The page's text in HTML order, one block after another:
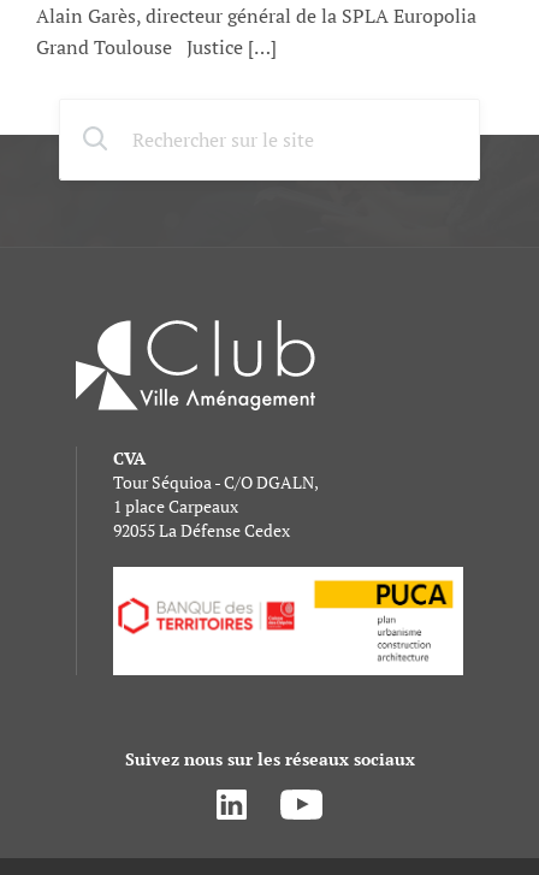
Alain Garès, directeur général de la SPLA Europolia
Grand Toulouse Justice […]
CVA
Tour Séquioa - C/O DGALN,
1 place Carpeaux
92055 La Défense Cedex
Suivez nous sur les réseaux sociaux